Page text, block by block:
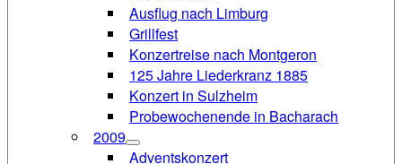
Ausflug nach Limburg
Grillfest
Konzertreise nach Montgeron
125 Jahre Liederkranz 1885
Konzert in Sulzheim
Probewochenende in Bacharach
2009
Adventskonzert